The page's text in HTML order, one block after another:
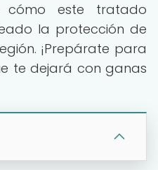
este tratado
la protección de
¡Prepárate para
te dejará con ganas